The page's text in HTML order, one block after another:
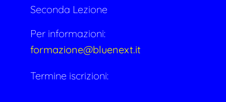
Seconda Lezione
Per informazioni:
formazione@bluenext.it
Termine iscrizioni: